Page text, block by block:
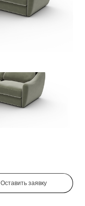
Оставить заявку